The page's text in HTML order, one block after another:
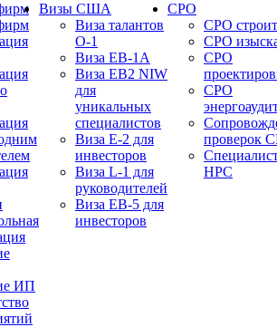
ИП
Визы США
Виза талантов
О-1
Виза EB-1A
Виза EB2 NIW
для
уникальных
специалистов
Виза E-2 для
инвесторов
Виза L-1 для
руководителей
Виза EB-5 для
инвесторов
СРО
СРО
СРО
СРО
СРО
проверок
НРС